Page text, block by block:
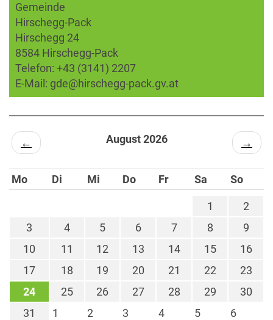
Gemeinde
Hirschegg-Pack
Hirschegg 24
8584 Hirschegg-Pack
Telefon: +43 (3141) 2207
E-Mail: gde@hirschegg-pack.gv.at
← August 2026 →
Mo Di Mi Do Fr Sa So
1
2
3
4 5 6 7 8
9
10
11 12 13 14 15
16
17
18 19 20 21 22
23
24
25 26 27 28 29
30
31
1 2 3 4 5 6